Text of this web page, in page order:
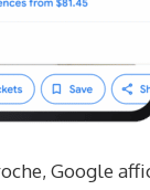
Google